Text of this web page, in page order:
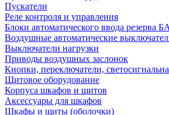
Пускатели
Реле контроля и управления
Блоки автоматического ввода резерва
Воздушные автоматические
Выключатели нагрузки
Приводы воздушных заслонок
Кнопки, переключатели,
Щитовое оборудование
Корпуса шкафов и щитов
Аксессуары для шкафов
Шкафы и щиты (оболочки)